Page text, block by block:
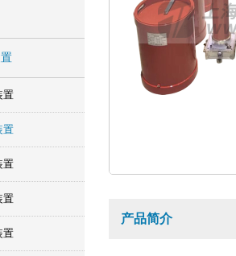
置
置
置
置
置
产品简介